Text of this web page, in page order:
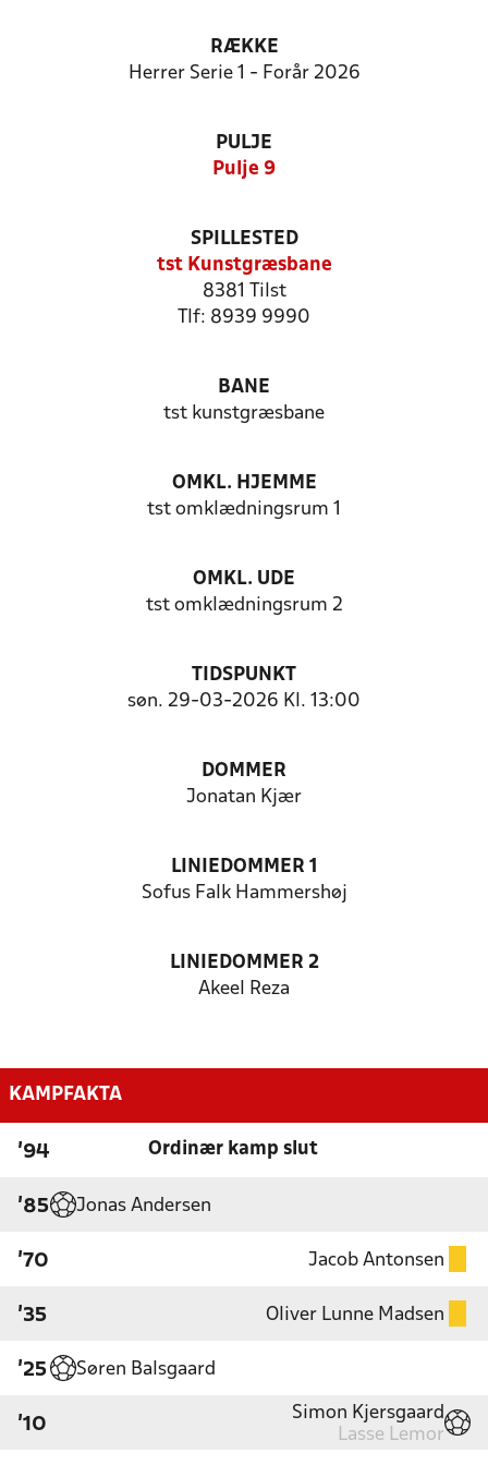
RÆKKE
Herrer Serie 1 - Forår 2026
PULJE
Pulje 9
SPILLESTED
tst Kunstgræsbane
8381 Tilst
Tlf: 8939 9990
BANE
tst kunstgræsbane
OMKL. HJEMME
tst omklædningsrum 1
OMKL. UDE
tst omklædningsrum 2
TIDSPUNKT
søn. 29-03-2026 Kl. 13:00
DOMMER
Jonatan Kjær
LINIEDOMMER 1
Sofus Falk Hammershøj
LINIEDOMMER 2
Akeel Reza
KAMPFAKTA
'94 Ordinær kamp slut
'85 Jonas Andersen
'70 Jacob Antonsen
'35 Oliver Lunne Madsen
'25 Søren Balsgaard
'10
Simon Kjersgaard
Lasse Lemor